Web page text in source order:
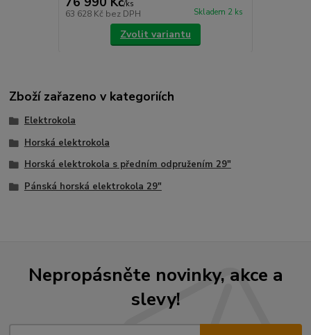
/ks
63 628 Kč bez DPH Skladem 2 ks
Zvolit variantu
Zboží zařazeno v kategoriích
Elektrokola
Horská elektrokola
Horská elektrokola s předním odpružením 29"
Pánská horská elektrokola 29"
Nepropásněte novinky, akce a
slevy!